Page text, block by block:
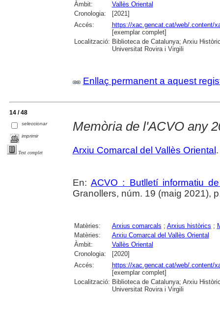
Àmbit:
Vallès Oriental
Cronologia:
[2021]
Accés:
https://xac.gencat.cat/web/.content/
[exemplar complet]
Localització: Biblioteca de Catalunya; Arxiu
Universitat Rovira i Virgili
Enllaç permanent a aquest
14 / 48
seleccionar
imprimir
Text complet
Memòria de l'ACVO any
Arxiu Comarcal del Vallès Oriental.
En: ACVO : Butlletí informatiu
Granollers, núm. 19 (maig 2021),
Matèries: Arxius comarcals ; Arxius històrics ;
Matèries:
Arxiu Comarcal del Vallès Oriental
Àmbit:
Vallès Oriental
Cronologia:
[2020]
Accés:
https://xac.gencat.cat/web/.content/
[exemplar complet]
Localització: Biblioteca de Catalunya; Arxiu
Universitat Rovira i Virgili